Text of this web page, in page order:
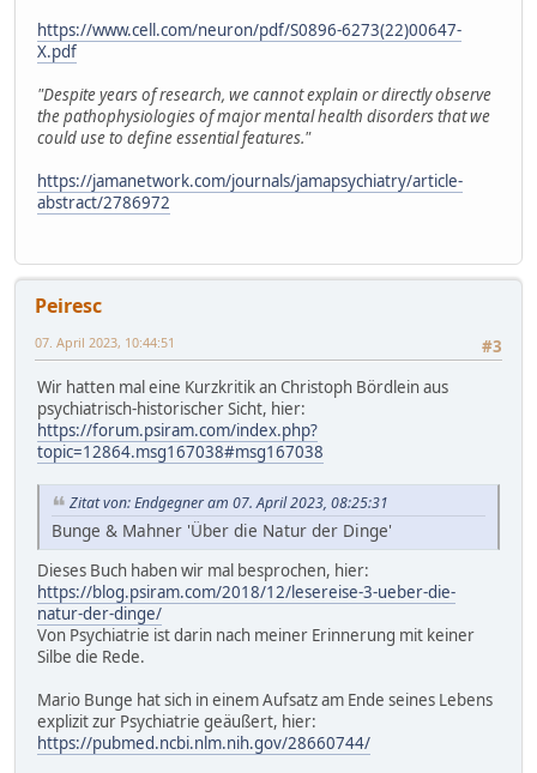
https://www.cell.com/neuron/pdf/S0896-6273(22)00647-
X.pdf
"Despite years of research, we cannot explain or directly observe
the pathophysiologies of major mental health disorders that we
could use to define essential features."
https://jamanetwork.com/journals/jamapsychiatry/article-
abstract/2786972
Peiresc
#3
07. April 2023, 10:44:51
Wir hatten mal eine Kurzkritik an Christoph Bördlein aus
psychiatrisch-historischer Sicht, hier:
https://forum.psiram.com/index.php?
topic=12864.msg167038#msg167038
Zitat von: Endgegner am 07. April 2023, 08:25:31
Bunge & Mahner 'Über die Natur der Dinge'
Dieses Buch haben wir mal besprochen, hier:
https://blog.psiram.com/2018/12/lesereise-3-ueber-die-
natur-der-dinge/
Von Psychiatrie ist darin nach meiner Erinnerung mit keiner
Silbe die Rede.
Mario Bunge hat sich in einem Aufsatz am Ende seines Lebens
explizit zur Psychiatrie geäußert, hier:
https://pubmed.ncbi.nlm.nih.gov/28660744/